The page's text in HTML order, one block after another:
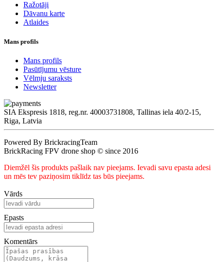
Ražotāji
Dāvanu karte
Atlaides
Mans profils
Mans profils
Pasūtījumu vēsture
Vēlmju saraksts
Newsletter
SIA Ekspresis 1818, reg.nr. 40003731808, Tallinas iela 40/2-15,
Riga, Latvia
Powered By BrickracingTeam
BrickRacing FPV drone shop © since 2016
Diemžēl šis produkts pašlaik nav pieejams. Ievadi savu epasta adesi
un mēs tev paziņosim tiklīdz tas būs pieejams.
Vārds
Epasts
Komentārs